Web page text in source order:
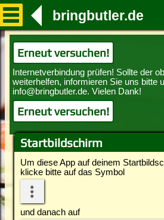
Startbildschirm
Um diese App auf deinem
klicke bitte auf das Symbol
und danach auf
bringbutler.de
Erneut versuchen!
Erneut versuchen!